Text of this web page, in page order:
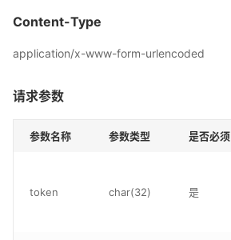
Content-Type
application/x-www-form-urlencoded
请求参数
参数名称 参数类型 是否必须
token char(32) 是